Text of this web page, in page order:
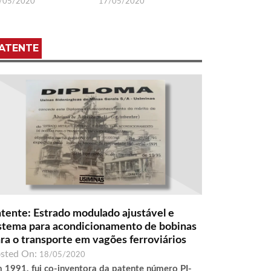
05/2020 17/05/2020
Estrado modulado ajustável e
para acondicionamento de bobinas
o transporte em vagões ferroviários
On: 18/05/2020
1991, fui co-inventora da patente número PI-